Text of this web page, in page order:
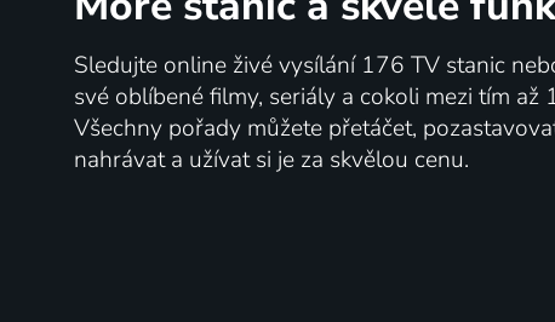
Sledujte online živé vysílání 176 TV stanic
své oblíbené filmy, seriály a cokoli mezi tím až
Všechny pořady můžete přetáčet,
nahrávat a užívat si je za skvělou cenu.